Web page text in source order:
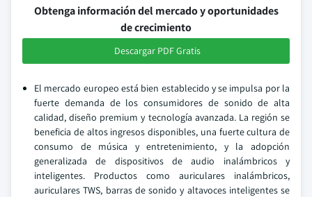
Obtenga información del mercado y oportunidades
de crecimiento
Descargar PDF Gratis
El mercado europeo está bien establecido y se impulsa por la
fuerte demanda de los consumidores de sonido de alta
calidad, diseño premium y tecnología avanzada. La región se
beneficia de altos ingresos disponibles, una fuerte cultura de
consumo de música y entretenimiento, y la adopción
generalizada de dispositivos de audio inalámbricos y
inteligentes. Productos como auriculares inalámbricos,
auriculares TWS, barras de sonido y altavoces inteligentes se